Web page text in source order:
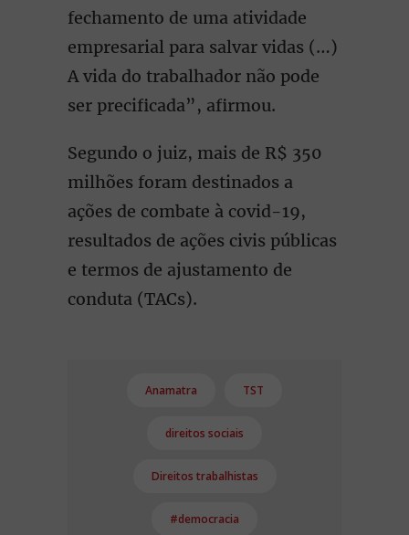
fechamento de uma atividade
empresarial para salvar vidas (…)
A vida do trabalhador não pode
ser precificada”, afirmou.
Segundo o juiz, mais de R$ 350
milhões foram destinados a
ações de combate à covid-19,
resultados de ações civis públicas
e termos de ajustamento de
conduta (TACs).
Anamatra TST
direitos sociais
Direitos trabalhistas
#democracia